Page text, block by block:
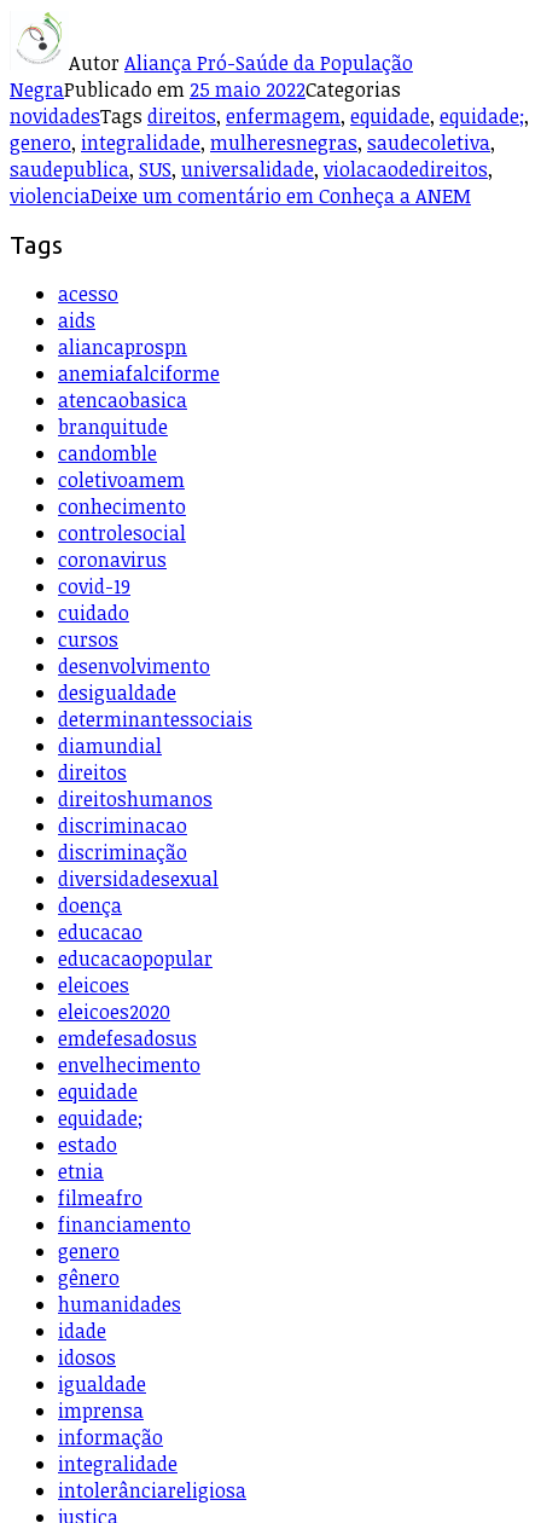
AutorAliança Pró-Saúde da População
NegraPublicado em 25 maio 2022Categorias
novidadesTags direitos, enfermagem, equidade, equidade;,
genero, integralidade, mulheresnegras, saudecoletiva,
saudepublica, SUS, universalidade, violacaodedireitos,
violenciaDeixe um comentárioem Conheça a ANEM
Tags
acesso
aids
aliancaprospn
anemiafalciforme
atencaobasica
branquitude
candomble
coletivoamem
conhecimento
controlesocial
coronavirus
covid-19
cuidado
cursos
desenvolvimento
desigualdade
determinantessociais
diamundial
direitos
direitoshumanos
discriminacao
discriminação
diversidadesexual
doença
educacao
educacaopopular
eleicoes
eleicoes2020
emdefesadosus
envelhecimento
equidade
equidade;
estado
etnia
filmeafro
financiamento
genero
gênero
humanidades
idade
idosos
igualdade
imprensa
informação
integralidade
intolerânciareligiosa
justiça